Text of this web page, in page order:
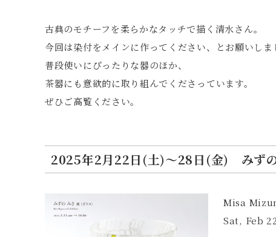
古典のモチーフを柔らかなタッチで描く清水さん。
今回は染付をメインに作ってください、とお願いしま
普段使いにぴったりな器のほか、
茶器にも意欲的に取り組んでくださっています。
ぜひご高覧ください。
2025年2月22日(土)〜28日(金) みず
Misa
Sat, Feb